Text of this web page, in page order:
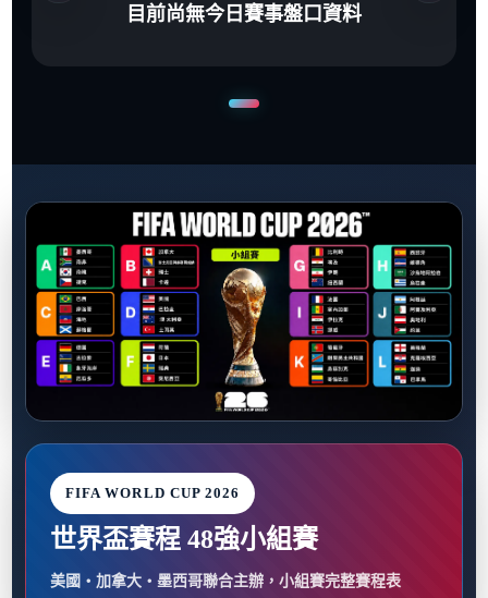
目前尚無今日賽事盤口資料
FIFA WORLD CUP 2026
世界盃賽程 48強小組賽
美國・加拿大・墨西哥聯合主辦，小組賽完整賽程表